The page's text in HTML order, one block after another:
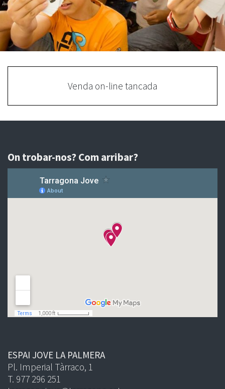
Venda on-line tancada
On trobar-nos? Com arribar?
ESPAI JOVE LA PALMERA
Pl. Imperial Tàrraco, 1
T. 977 296 251